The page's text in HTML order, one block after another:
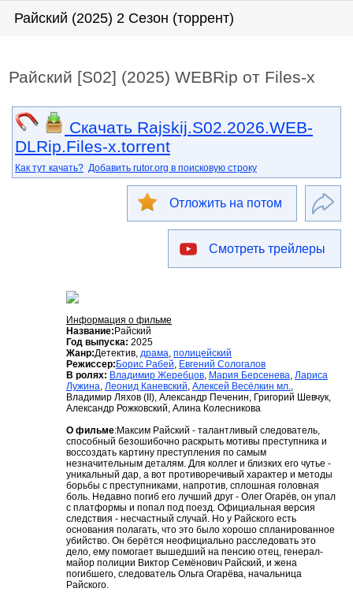
Райский (2025) 2 Сезон (торрент)
Райский [S02] (2025) WEBRip от Files-x
Скачать Rajskij.S02.2026.WEB-
DLRip.Files-x.torrent
Как тут качать? Добавить rutor.org в поисковую строку
Отложить на потом
Смотреть трейлеры
Информация о фильме
Название: Райский
Год выпуска: 2025
Жанр:Детектив, драма, полицейский
Режиссер: Борис Рабей, Евгений Сологалов
В ролях: Владимир Жеребцов, Мария Берсенева, Лариса
Лужина, Леонид Каневский, Алексей Весёлкин мл.,
Владимир Ляхов (II), Александр Печенин, Григорий Шевчук,
Александр Рожковский, Алина Колесникова
О фильме:Максим Райский - талантливый следователь,
способный безошибочно раскрыть мотивы преступника и
воссоздать картину преступления по самым
незначительным деталям. Для коллег и близких его чутье -
уникальный дар, а вот противоречивый характер и методы
борьбы с преступниками, напротив, сплошная головная
боль. Недавно погиб его лучший друг - Олег Огарёв, он упал
с платформы и попал под поезд. Официальная версия
следствия - несчастный случай. Но у Райского есть
основания полагать, что это было хорошо спланированное
убийство. Он берётся неофициально расследовать это
дело, ему помогает вышедший на пенсию отец, генерал-
майор полиции Виктор Семёнович Райский, и жена
погибшего, следователь Ольга Огарёва, начальница
Райского.